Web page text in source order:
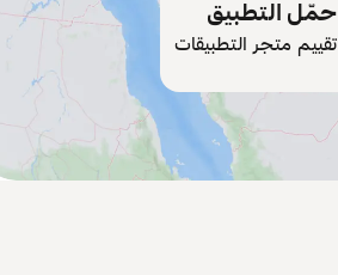
حمّل التطبيق
تقييم متجر التطبيقات